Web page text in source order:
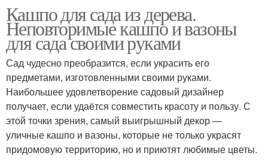
Кашпо для сада из дерева.
Неповторимые кашпо и вазоны
для сада своими руками
Сад чудесно преобразится, если украсить его
предметами, изготовленными своими руками.
Наибольшее удовлетворение садовый дизайнер
получает, если удаётся совместить красоту и пользу. С
этой точки зрения, самый выигрышный декор —
уличные кашпо и вазоны, которые не только украсят
придомовую территорию, но и приютят любимые цветы.